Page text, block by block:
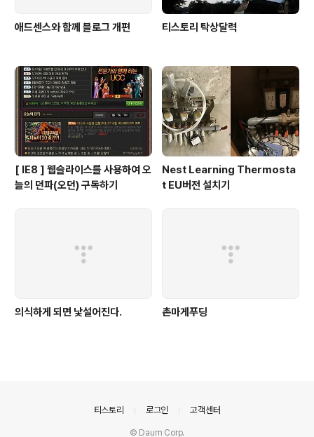
애드센스와 함께 블로그 개편 티스토리 탁상달력
[ IE8 ] 웹슬라이스를 사용하여 오
늘의 던파(오던) 구독하기
Nest Learning Thermosta
t EU버전 설치기
의식하게 되면 낯설어진다. 촌마게푸딩
티스토리 로그인 고객센터
© Daum Corp.